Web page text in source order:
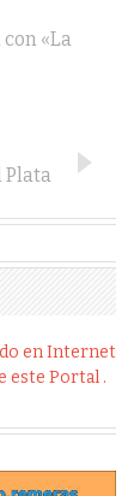
«La
Plata
en Internet
este Portal .